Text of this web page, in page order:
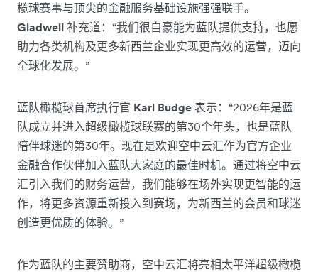
榄球赛事与顶尖的金融服务基础设施强强联手。
Gladwell 补充道：“我们很自豪能为蓝队提供支持，也愿
助力各类机构及更多新西兰企业实现更高效的运营，迈向
全球化发展。”
蓝队橄榄球首席执行官 Karl Budge 表示：“2026年是蓝
队成立并进入超级橄榄球联赛的第30个年头，也是蓝队
陪伴球迷的第30年。现在是欢迎空中云汇作为官方企业
金融合作伙伴加入蓝队大家庭的最佳时机。通过将空中云
汇引入我们的财务运营，我们能够在场外实现更智能的运
作，将更多资源重新投入到赛场，为新西兰的会员和球迷
创造更优质的体验。”
作为蓝队的主要赞助商，空中云汇将亮相太平洋超级橄榄